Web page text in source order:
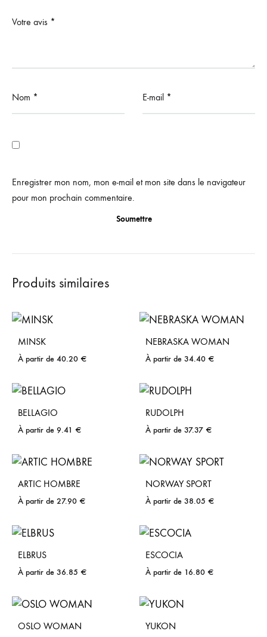
Votre avis *
Nom * E-mail *
Enregistrer mon nom, mon e-mail et mon site dans le navigateur
pour mon prochain commentaire.
Produits similaires
MINSK
À partir de 40.20 €
NEBRASKA WOMAN
À partir de 34.40 €
BELLAGIO
À partir de 9.41 €
RUDOLPH
À partir de 37.37 €
ARTIC HOMBRE
À partir de 27.90 €
NORWAY SPORT
À partir de 38.05 €
ELBRUS
À partir de 36.85 €
ESCOCIA
À partir de 16.80 €
OSLO WOMAN YUKON